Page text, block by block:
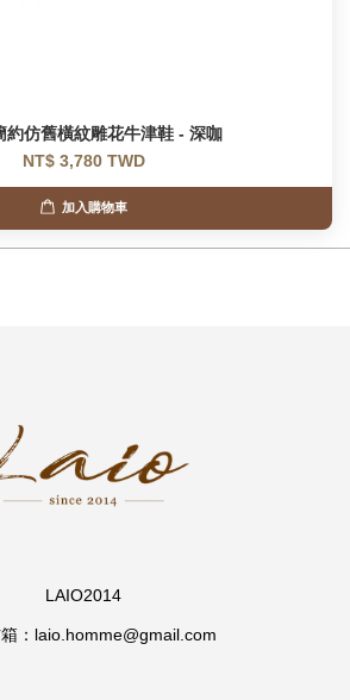
約仿舊橫紋雕花牛津鞋 - 深咖
NT$ 3,780 TWD
加入購物車
LAIO2014
：laio.homme@gmail.com